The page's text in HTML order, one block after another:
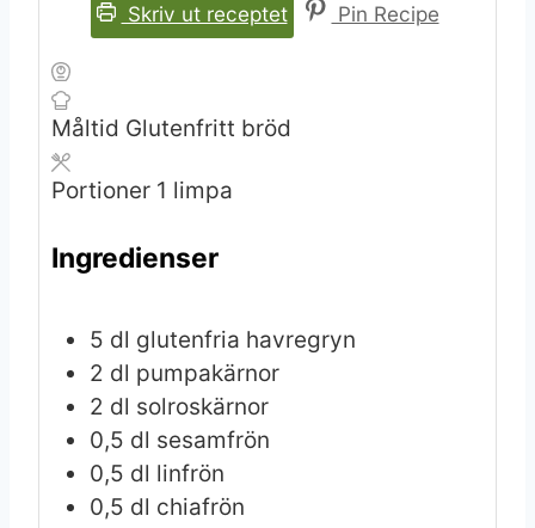
Skriv ut receptet Pin Recipe
Måltid Glutenfritt bröd
Portioner 1 limpa
Ingredienser
5 dl glutenfria havregryn
2 dl pumpakärnor
2 dl solroskärnor
0,5 dl sesamfrön
0,5 dl linfrön
0,5 dl chiafrön